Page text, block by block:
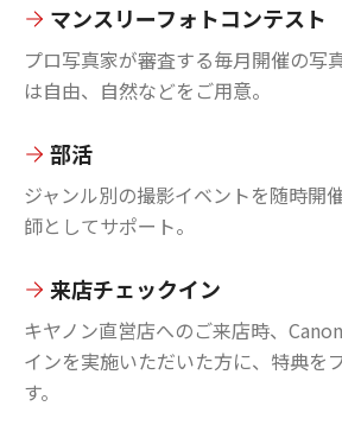
マンスリーフォトコンテスト
プロ写真家が審査する毎月開催の写
は自由、自然などをご用意。
部活
ジャンル別の撮影イベントを随時開
師としてサポート。
来店チェックイン
キヤノン直営店へのご来店時、
インを実施いただいた方に、特典を
す。